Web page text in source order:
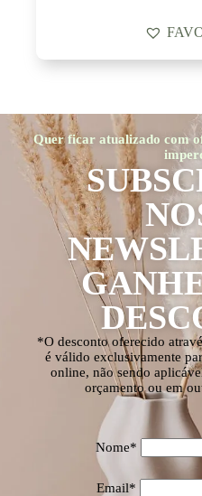
Quer ficar atualizado com
*O desconto oferecido
é válido exclusivamente
online, não sendo
orçamento ou em
Nome*
Email*